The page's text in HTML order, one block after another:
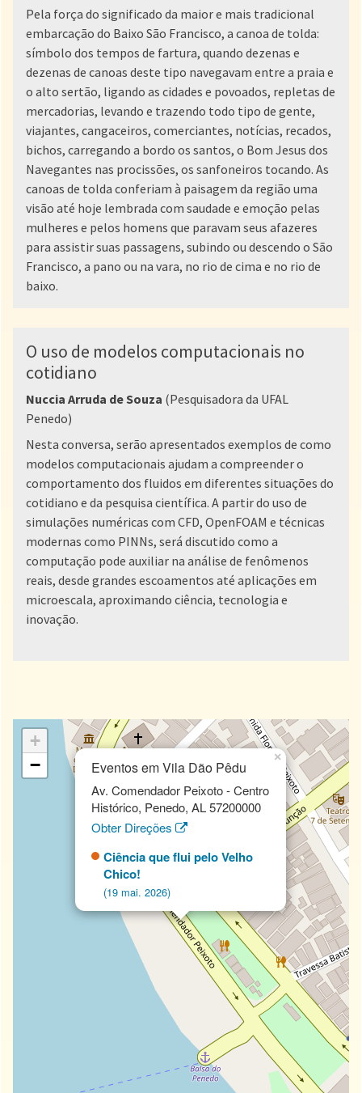
Pela força do significado da maior e mais tradicional
embarcação do Baixo São Francisco, a canoa de tolda:
símbolo dos tempos de fartura, quando dezenas e
dezenas de canoas deste tipo navegavam entre a praia e
o alto sertão, ligando as cidades e povoados, repletas de
mercadorias, levando e trazendo todo tipo de gente,
viajantes, cangaceiros, comerciantes, notícias, recados,
bichos, carregando a bordo os santos, o Bom Jesus dos
Navegantes nas procissões, os sanfoneiros tocando. As
canoas de tolda conferiam à paisagem da região uma
visão até hoje lembrada com saudade e emoção pelas
mulheres e pelos homens que paravam seus afazeres
para assistir suas passagens, subindo ou descendo o São
Francisco, a pano ou na vara, no rio de cima e no rio de
baixo.
O uso de modelos computacionais no
cotidiano
Nuccia Arruda de Souza (Pesquisadora da UFAL
Penedo)
Nesta conversa, serão apresentados exemplos de como
modelos computacionais ajudam a compreender o
comportamento dos fluidos em diferentes situações do
cotidiano e da pesquisa científica. A partir do uso de
simulações numéricas com CFD, OpenFOAM e técnicas
modernas como PINNs, será discutido como a
computação pode auxiliar na análise de fenômenos
reais, desde grandes escoamentos até aplicações em
microescala, aproximando ciência, tecnologia e
inovação.
Eventos em Vila Dão Pêdu
Av. Comendador Peixoto - Centro
Histórico, Penedo, AL 57200000
Obter Direções
Ciência que flui pelo Velho
Chico!
(19 mai. 2026)
×
+
−